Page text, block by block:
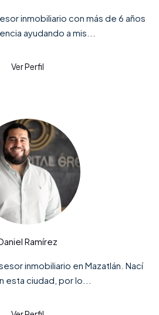
inmobiliario con más de 6 años
ayudando a mis...
Ramírez
inmobiliario en Mazatlán. Nací
esta ciudad, por lo...